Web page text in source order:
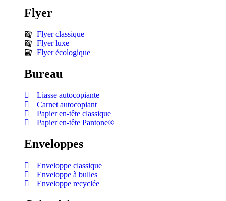
Flyer
Flyer classique
Flyer luxe
Flyer écologique
Bureau
Liasse autocopiante
Carnet autocopiant
Papier en-tête classique
Papier en-tête Pantone®
Enveloppes
Enveloppe classique
Enveloppe à bulles
Enveloppe recyclée